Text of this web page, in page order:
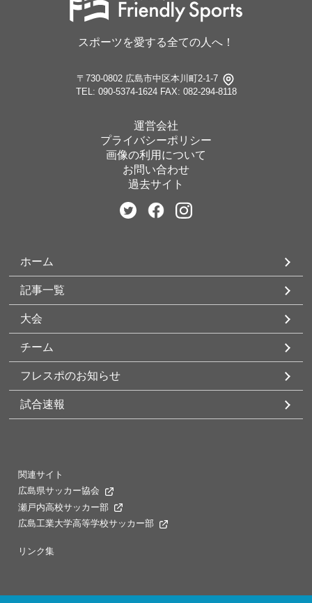
スポーツを愛する全ての人へ！
〒730-0802 広島市中区本川町2-1-7
TEL: 090-5374-1624 FAX: 082-294-8118
運営会社
プライバシーポリシー
画像の利用について
お問い合わせ
過去サイト
ホーム
記事一覧
大会
チーム
フレスポのお知らせ
試合速報
関連サイト
広島県サッカー協会
瀬戸内高校サッカー部
広島工業大学高等学校サッカー部
リンク集